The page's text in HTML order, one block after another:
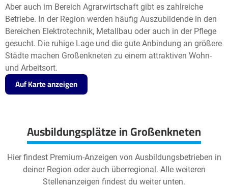
Aber auch im Bereich Agrarwirtschaft gibt es zahlreiche
Betriebe. In der Region werden häufig Auszubildende in den
Bereichen Elektrotechnik, Metallbau oder auch in der Pflege
gesucht. Die ruhige Lage und die gute Anbindung an größere
Städte machen Großenkneten zu einem attraktiven Wohn-
und Arbeitsort.
Auf Karte anzeigen
Ausbildungsplätze in Großenkneten
Hier findest Premium-Anzeigen von Ausbildungsbetrieben in
deiner Region oder auch überregional. Alle weiteren
Stellenanzeigen findest du weiter unten.